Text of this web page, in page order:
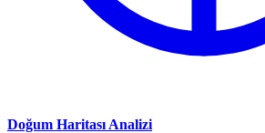
Doğum Haritası Analizi